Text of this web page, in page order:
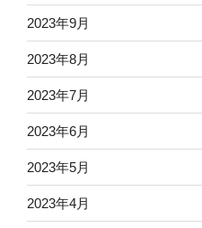
2023年9月
2023年8月
2023年7月
2023年6月
2023年5月
2023年4月